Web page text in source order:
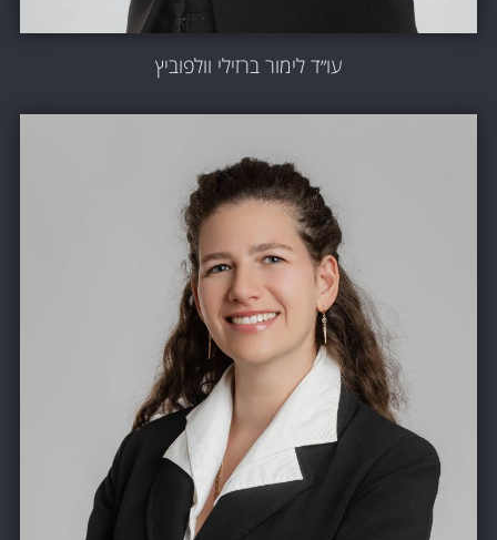
עו״ד לימור ברזילי וולפוביץ